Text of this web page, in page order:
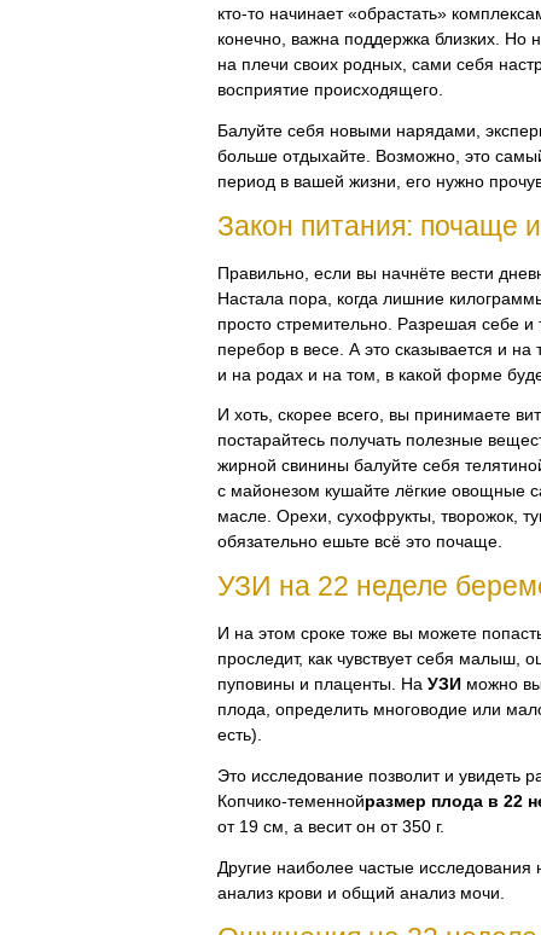
кто-то начинает «обрастать»
конечно, важна поддержка близких. Но
на плечи своих родных, сами себя
восприятие происходящего.
Балуйте себя новыми нарядами,
больше отдыхайте. Возможно, это
период в вашей жизни, его нужно
Закон питания: почаще
Правильно, если вы начнёте вести
Настала пора, когда лишние
просто стремительно. Разрешая себе и
перебор в весе. А это сказывается и
и на родах и на том, в какой форме
И хоть, скорее всего, вы принимаете
постарайтесь получать полезные
жирной свинины балуйте себя
с майонезом кушайте лёгкие овощные
масле. Орехи, сухофрукты, творожок,
обязательно ешьте всё это почаще.
УЗИ на 22 неделе
И на этом сроке тоже вы можете
проследит, как чувствует себя малыш,
пуповины и плаценты. На УЗИ можно
плода, определить многоводие или
есть).
Это исследование позволит и увидеть
Копчико-теменнойразмер плода в 22
от 19 см, а весит он от 350 г.
Другие наиболее частые
анализ крови и общий анализ мочи.